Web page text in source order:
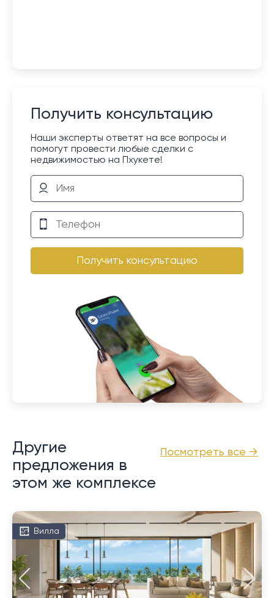
Получить консультацию
Наши эксперты ответят на все вопросы и
помогут провести любые сделки с
недвижимостью на Пхукете!
Получить консультацию
Посмотреть все →
Другие
предложения в
этом же комплексе
Вилла